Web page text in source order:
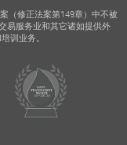
（修正法案第149章）中不被
易服务业和其它诸如提供外
训业务。